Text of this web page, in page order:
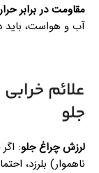
مقاومت در برابر
آب و هواست، باید
علائم
جلو
لرزش چراغ جلو:
ناهموار) بلرزد،